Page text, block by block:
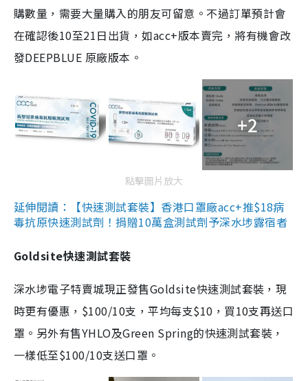
購數量，需要大量購入的朋友可留意。不過訂單預計會
在確認後10至21日出貨，如acc+版本賣完，將有機會改
發DEEPBLUE 原廠版本。
+2
點擊圖片放大
延伸閱讀：【快速測試套裝】香港口罩廠acc+推$18病
毒抗原快速測試劑！捐贈10萬盒測試劑予深水埗露宿者
Goldsite快速測試套裝
深水埗電子特賣城現正發售Goldsite快速測試套裝，現
時更有優惠，$100/10支，平均每支$10，買10支再送口
罩。另外有售YHLO及Green Spring的快速測試套裝，
一樣低至$100/10支送口罩。